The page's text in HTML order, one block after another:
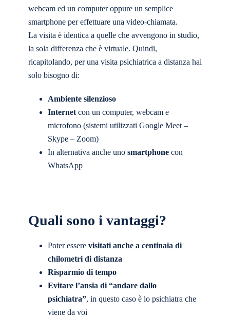
webcam ed un computer oppure un semplice
smartphone per effettuare una video-chiamata.
La visita è identica a quelle che avvengono in studio,
la sola differenza che è virtuale. Quindi,
ricapitolando, per una visita psichiatrica a distanza hai
solo bisogno di:
Ambiente silenzioso
Internetcon un computer, webcam e
microfono (sistemi utilizzati Google Meet –
Skype – Zoom)
In alternativa anche uno smartphonecon
WhatsApp
Quali sono i vantaggi?
Poter essere visitati anche a centinaia di
chilometri di distanza
Risparmio di tempo
Evitare l’ansia di “andare dallo
psichiatra”, in questo caso è lo psichiatra che
viene da voi